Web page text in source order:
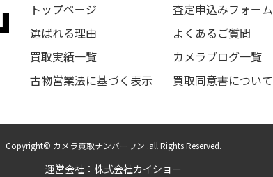
トップページ 査定申込みフォーム
選ばれる理由
よくあるご質問
買取実績一覧
カメラブログ一覧
古物営業法に基づく表示
買取同意書について
Copyright© カメラ買取ナンバーワン .all Rights Reserved.
運営会社：株式会社カイショー